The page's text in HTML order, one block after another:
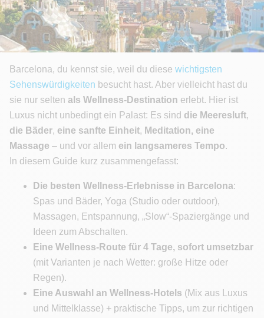
Barcelona, du kennst sie, weil du diese wichtigsten
Sehenswürdigkeiten besucht hast. Aber vielleicht hast du
sie nur selten als Wellness-Destination erlebt. Hier ist
Luxus nicht unbedingt ein Palast: Es sind die Meeresluft,
die Bäder, eine sanfte Einheit, Meditation, eine
Massage – und vor allem ein langsameres Tempo.
In diesem Guide kurz zusammengefasst:
Die besten Wellness-Erlebnisse in Barcelona:
Spas und Bäder, Yoga (Studio oder outdoor),
Massagen, Entspannung, „Slow“-Spaziergänge und
Ideen zum Abschalten.
Eine Wellness-Route für 4 Tage, sofort umsetzbar
(mit Varianten je nach Wetter: große Hitze oder
Regen).
Eine Auswahl an Wellness-Hotels (Mix aus Luxus
und Mittelklasse) + praktische Tipps, um zur richtigen